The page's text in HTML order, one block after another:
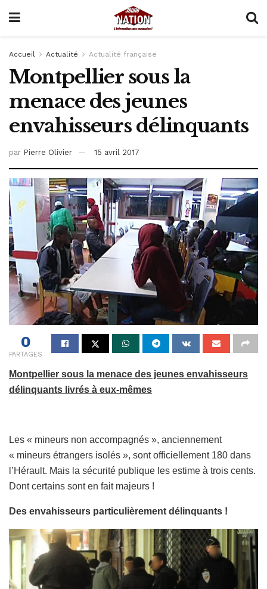
Accueil Actualité Actualité française
Montpellier sous la
menace des jeunes
envahisseurs délinquants
par Pierre Olivier 15 avril 2017
0
PARTAGES
Montpellier sous la menace des jeunes envahisseurs
délinquants livrés à eux-mêmes
Les « mineurs non accompagnés », anciennement
« mineurs étrangers isolés », sont officiellement 180 dans
l’Hérault. Mais la sécurité publique les estime à trois cents.
Dont certains sont en fait majeurs !
Des envahisseurs particulièrement délinquants !